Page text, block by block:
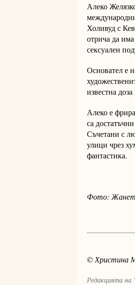
Алеко
Холивуд с
отрича да
сексуален
Основател е
известна
Алеко е
са
Съчетани с
улици чрез
фантастика.
Фото: Жанет
© Христина
Редакцията на